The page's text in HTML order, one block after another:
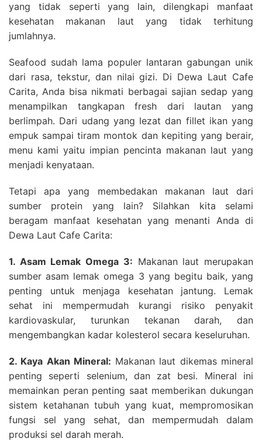
yang tidak seperti yang lain, dilengkapi manfaat
kesehatan makanan laut yang tidak terhitung
jumlahnya.
Seafood sudah lama populer lantaran gabungan unik
dari rasa, tekstur, dan nilai gizi. Di Dewa Laut Cafe
Carita, Anda bisa nikmati berbagai sajian sedap yang
menampilkan tangkapan fresh dari lautan yang
berlimpah. Dari udang yang lezat dan fillet ikan yang
empuk sampai tiram montok dan kepiting yang berair,
menu kami yaitu impian pencinta makanan laut yang
menjadi kenyataan.
Tetapi apa yang membedakan makanan laut dari
sumber protein yang lain? Silahkan kita selami
beragam manfaat kesehatan yang menanti Anda di
Dewa Laut Cafe Carita:
1. Asam Lemak Omega 3: Makanan laut merupakan
sumber asam lemak omega 3 yang begitu baik, yang
penting untuk menjaga kesehatan jantung. Lemak
sehat ini mempermudah kurangi risiko penyakit
kardiovaskular, turunkan tekanan darah, dan
mengembangkan kadar kolesterol secara keseluruhan.
2. Kaya Akan Mineral: Makanan laut dikemas mineral
penting seperti selenium, dan zat besi. Mineral ini
memainkan peran penting saat memberikan dukungan
sistem ketahanan tubuh yang kuat, mempromosikan
fungsi sel yang sehat, dan mempermudah dalam
produksi sel darah merah.